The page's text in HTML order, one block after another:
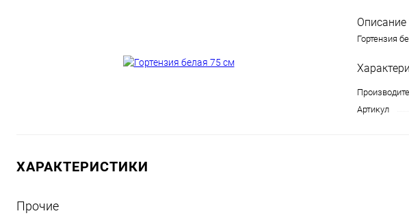
Описание
Гортензия
Артикул
ХАРАКТЕРИСТИКИ
Прочие